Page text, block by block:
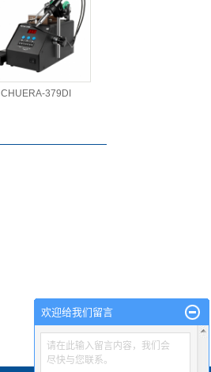
CHUERA-379DI
欢迎给我们留言
请在此输入留言内容，我们会
尽快与您联系。